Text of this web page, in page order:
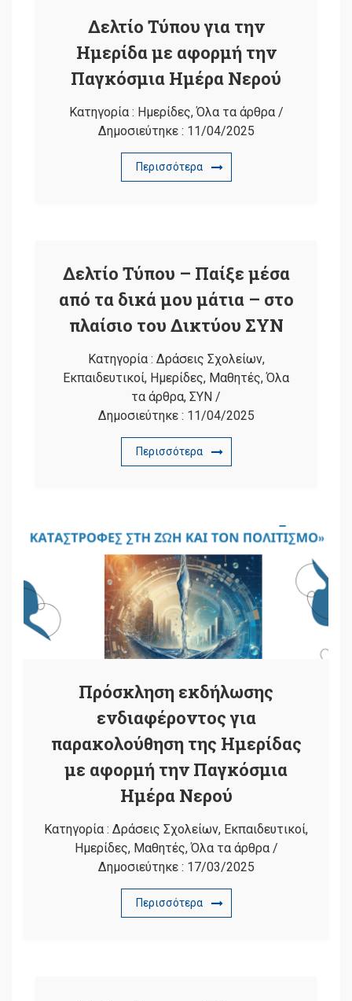
Δελτίο Τύπου για την
Ημερίδα με αφορμή την
Παγκόσμια Ημέρα Νερού
Κατηγορία : Ημερίδες,Όλα τα άρθρα/
Δημοσιεύτηκε : 11/04/2025
Περισσότερα
Δελτίο Τύπου – Παίξε μέσα
από τα δικά μου μάτια – στο
πλαίσιο του Δικτύου ΣΥΝ
Κατηγορία : Δράσεις Σχολείων,
Εκπαιδευτικοί, Ημερίδες, Μαθητές,Όλα
τα άρθρα, ΣΥΝ /
Δημοσιεύτηκε : 11/04/2025
Περισσότερα
Πρόσκληση εκδήλωσης
ενδιαφέροντος για
παρακολούθηση της Ημερίδας
με αφορμή την Παγκόσμια
Ημέρα Νερού
Κατηγορία : Δράσεις Σχολείων, Εκπαιδευτικοί,
Ημερίδες, Μαθητές,Όλα τα άρθρα/
Δημοσιεύτηκε : 17/03/2025
Περισσότερα